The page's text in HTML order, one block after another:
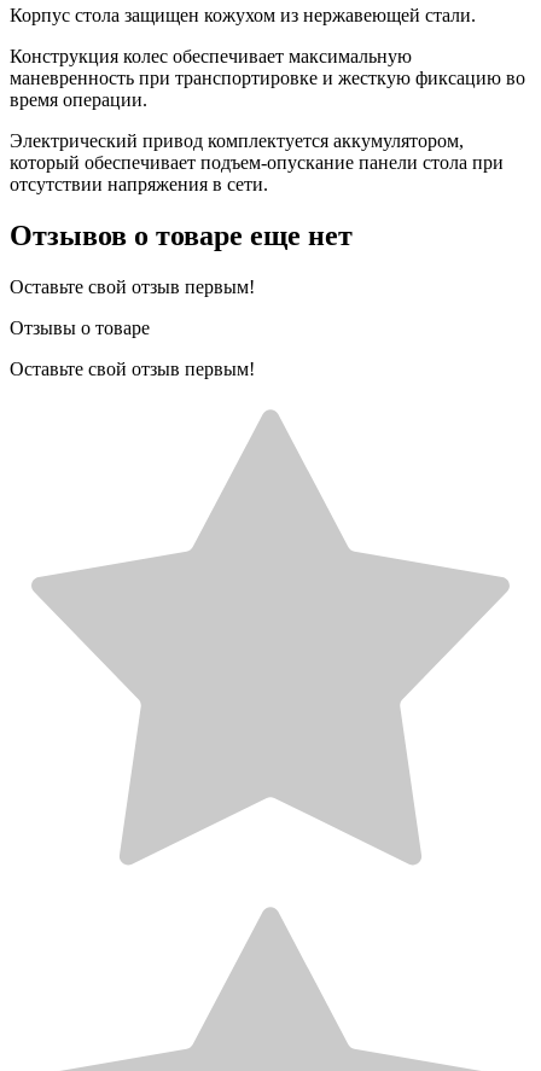
Корпус стола защищен кожухом из нержавеющей стали.
Конструкция колес обеспечивает максимальную
маневренность при транспортировке и жесткую фиксацию во
время операции.
Электрический привод комплектуется аккумулятором,
который обеспечивает подъем-опускание панели стола при
отсутствии напряжения в сети.
Отзывов о товаре еще нет
Оставьте свой отзыв первым!
Отзывы о товаре
Оставьте свой отзыв первым!